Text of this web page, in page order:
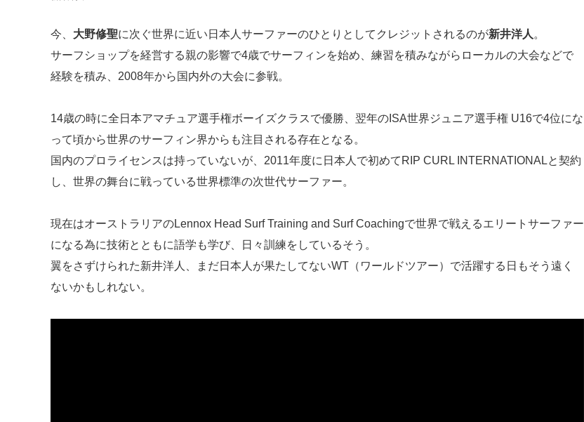
今、 大野修聖に次ぐ世界に近い日本人サーファーのひとりとしてクレジットされるのが新井洋人 。
サーフショップを経営する親の影響で4歳でサーフィンを始め、練習を積みながらローカルの大会などで
経験を積み、2008年から国内外の大会に参戦。
14歳の時に全日本アマチュア選手権ボーイズクラスで優勝、翌年のISA世界ジュニア選手権 U16で4位にな
って頃から世界のサーフィン界からも注目される存在となる。
国内のプロライセンスは持っていないが、2011年度に日本人で初めてRIP CURL INTERNATIONALと契約
し、世界の舞台に戦っている世界標準の次世代サーファー。
現在はオーストラリアのLennox Head Surf Training and Surf Coachingで世界で戦えるエリートサーファー
になる為に技術とともに語学も学び、日々訓練をしているそう。
翼をさずけられた新井洋人、まだ日本人が果たしてないWT（ワールドツアー）で活躍する日もそう遠く
ないかもしれない。